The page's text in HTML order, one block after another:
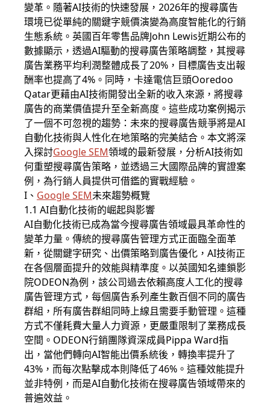
變革。隨著AI技術的快速發展，2026年的搜尋廣告
環境已從單純的關鍵字競價演變為高度智能化的行銷
生態系統。英國百年零售品牌John Lewis近期公布的
數據顯示，透過AI驅動的搜尋廣告策略調整，其搜尋
廣告業務平均利潤整體成長了20%，目標廣告支出報
酬率也提高了4%。同時，卡達電信巨頭Ooredoo
Qatar更藉由AI技術開發出全新的收入來源，將搜尋
廣告的商業價值提升至全新高度。這些成功案例揭示
了一個不可忽視的趨勢：未來的搜尋廣告競爭將是AI
自動化技術與人性化在地策略的完美結合。本文將深
入探討Google SEM領域的最新發展，分析AI技術如
何重塑搜尋廣告策略，並透過三大國際品牌的實證案
例，為行銷人員提供可借鑑的實戰經驗。
I、 Google SEM未來趨勢概覽
1.1 AI自動化技術的崛起與影響
AI自動化技術已成為當今搜尋廣告領域最具革命性的
變革力量。傳統的搜尋廣告管理方式正面臨全面革
新，從關鍵字研究、出價策略到廣告優化，AI技術正
在各個層面提升的效能與精準度。以英國知名連鎖影
院ODEON為例，該公司過去依賴高度人工化的搜尋
廣告管理方式，每個廣告系列產生數百個不同的廣告
群組，所有廣告群組同時上線且需要手動管理。這種
方式不僅耗費大量人力資源，更嚴重限制了業務成長
空間。ODEON行銷團隊資深成員Pippa Ward指
出，當他們轉向AI智能出價系統後，轉換率提升了
43%，而每次點擊成本則降低了46%。這種效能提升
並非特例，而是AI自動化技術在搜尋廣告領域帶來的
普遍效益。